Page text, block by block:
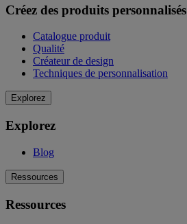
Créez des produits personnalisés
Catalogue produit
Qualité
Créateur de design
Techniques de personnalisation
Explorez
Explorez
Blog
Ressources
Ressources